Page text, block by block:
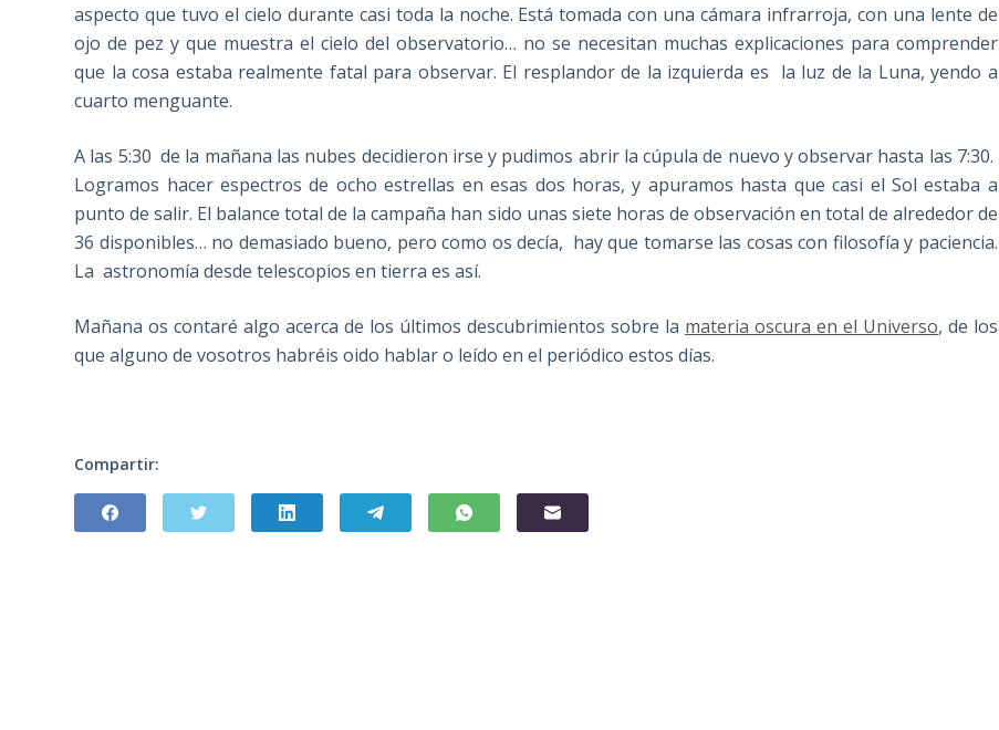
aspecto que tuvo el cielo durante casi toda la noche. Está tomada con una cámara infrarroja, con una lente de
ojo de pez y que muestra el cielo del observatorio… no se necesitan muchas explicaciones para comprender
que la cosa estaba realmente fatal para observar. El resplandor de la izquierda es la luz de la Luna, yendo a
cuarto menguante.
A las 5:30 de la mañana las nubes decidieron irse y pudimos abrir la cúpula de nuevo y observar hasta las 7:30.
Logramos hacer espectros de ocho estrellas en esas dos horas, y apuramos hasta que casi el Sol estaba a
punto de salir. El balance total de la campaña han sido unas siete horas de observación en total de alrededor de
36 disponibles… no demasiado bueno, pero como os decía, hay que tomarse las cosas con filosofía y paciencia.
La astronomía desde telescopios en tierra es así.
Mañana os contaré algo acerca de los últimos descubrimientos sobre la materia oscura en el Universo, de los
que alguno de vosotros habréis oido hablar o leído en el periódico estos días.
Compartir: